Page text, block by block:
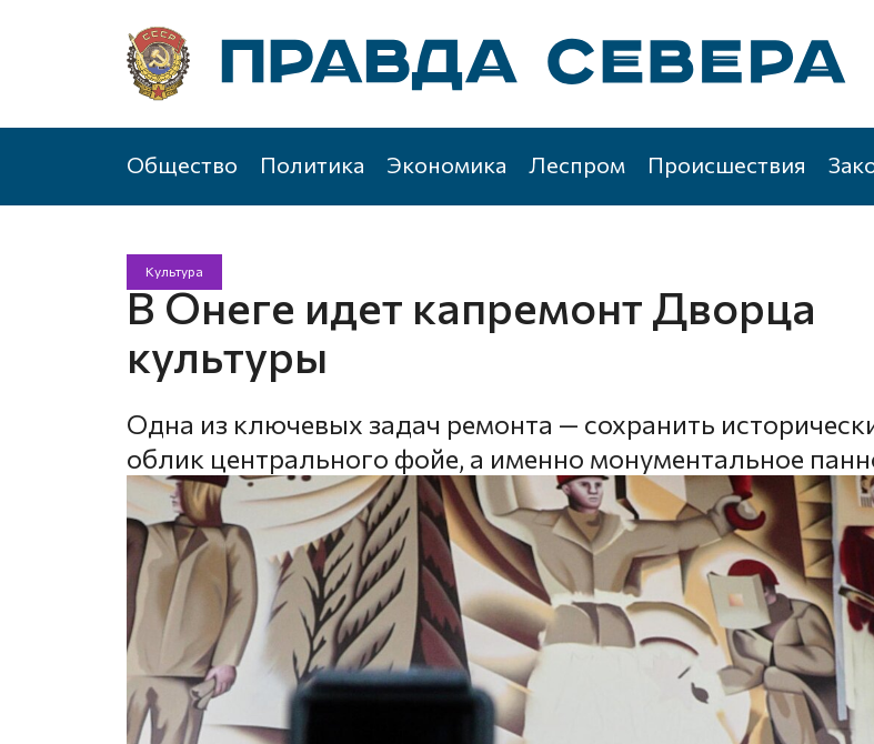
Общество Политика Экономика Леспром Происшествия
Культура
В Онеге идет капремонт Дворца
культуры
Одна из ключевых задач ремонта — сохранить
облик центрального фойе, а именно монументальное